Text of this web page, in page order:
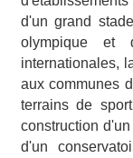
d'un grand
olympique et
internationales,
aux communes
terrains de
construction
d'un